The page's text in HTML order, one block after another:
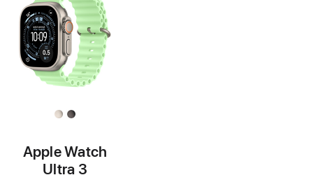
Apple Watch
Ultra 3